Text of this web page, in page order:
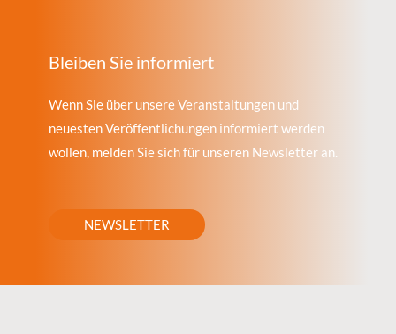
Bleiben Sie informiert
Wenn Sie über unsere Veranstaltungen und
neuesten Veröffentlichungen informiert werden
wollen, melden Sie sich für unseren Newsletter an.
NEWSLETTER